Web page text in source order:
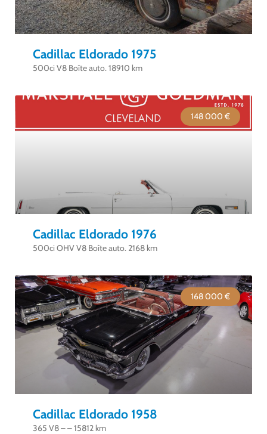
Cadillac Eldorado 1975
500ci V8 Boîte auto. 18910 km
148 000 €
Cadillac Eldorado 1976
500ci OHV V8 Boîte auto. 2168 km
168 000 €
Cadillac Eldorado 1958
365 V8 – – 15812 km